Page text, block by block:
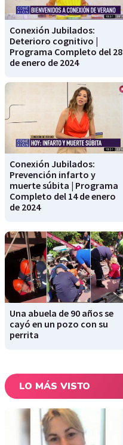
Conexión Jubilados:
Deterioro cognitivo |
Programa Completo del 28
de enero de 2024
Conexión Jubilados:
Prevención infarto y
muerte súbita | Programa
Completo del 14 de enero
de 2024
Una abuela de 90 años se
cayó en un pozo con su
perrita
LO MÁS VISTO